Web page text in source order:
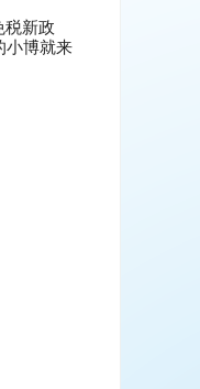
税新政
小博就来